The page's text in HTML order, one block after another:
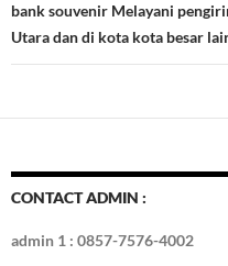
bank souvenir Melayani
Utara dan di kota kota besar
CONTACT ADMIN :
admin 1 : 0857-7576-4002